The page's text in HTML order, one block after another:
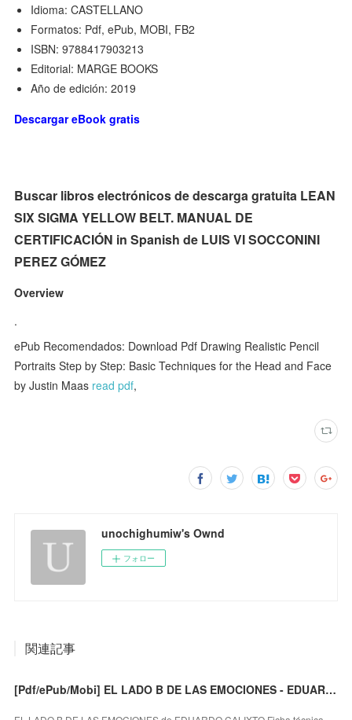
Idioma: CASTELLANO
Formatos: Pdf, ePub, MOBI, FB2
ISBN: 9788417903213
Editorial: MARGE BOOKS
Año de edición: 2019
Descargar eBook gratis
Buscar libros electrónicos de descarga gratuita LEAN
SIX SIGMA YELLOW BELT. MANUAL DE
CERTIFICACIÓN in Spanish de LUIS VI SOCCONINI
PEREZ GÓMEZ
Overview
.
ePub Recomendados: Download Pdf Drawing Realistic Pencil
Portraits Step by Step: Basic Techniques for the Head and Face
by Justin Maas read pdf,
unochighumiw's Ownd
フォロー
関連記事
[Pdf/ePub/Mobi] EL LADO B DE LAS EMOCIONES - EDUARDO CALIXTO descargar ebook gratis